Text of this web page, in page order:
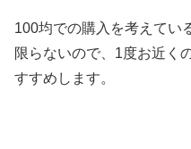
100均での購入を考えてい
限らないので、1度お近く
すすめします。